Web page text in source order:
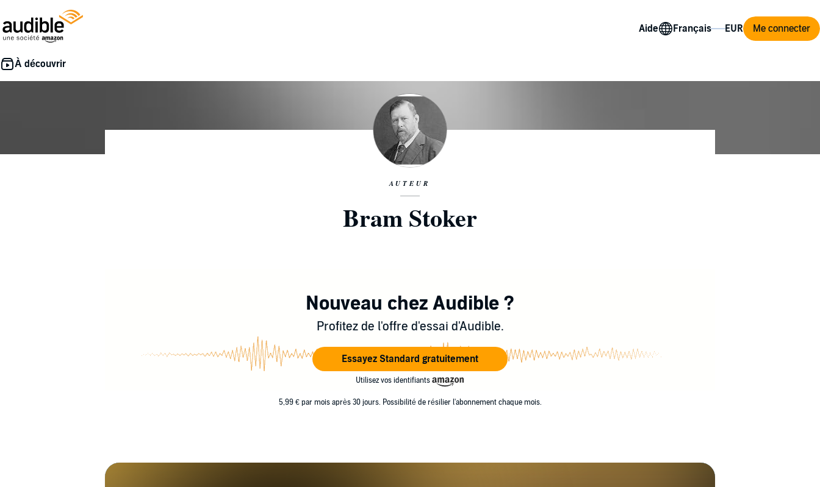
Aide Me connecter
AUTEUR
Bram Stoker
Nouveau chez Audible ?
Profitez de l'offre d'essai d'Audible.
Essayez Standard gratuitement
Utilisez vos identifiants
5,99 € par mois après 30 jours. Possibilité de résilier l'abonnement chaque mois.